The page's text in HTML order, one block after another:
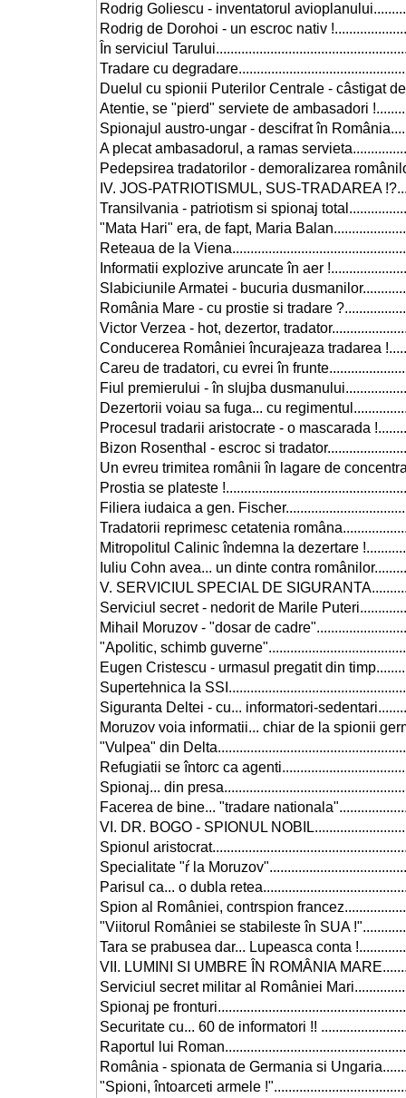
Rodrig Goliescu - inventatorul
Rodrig de Dorohoi - un escroc nativ
În serviciul
Tradare cu
Duelul cu spionii Puterilor Centrale - câstigat
Atentie, se "pierd" serviete de ambasadori
Spionajul austro-ungar - descifrat în
A plecat ambasadorul, a ramas
Pedepsirea tradatorilor - demoralizarea
IV. JOS-PATRIOTISMUL, SUS-TRADAREA
Transilvania - patriotism si spionaj
"Mata Hari" era, de fapt, Maria
Reteaua de la
Informatii explozive aruncate în aer
Slabiciunile Armatei - bucuria
România Mare - cu prostie si tradare
Victor Verzea - hot, dezertor,
Conducerea României încurajeaza tradarea
Careu de tradatori, cu evrei în
Fiul premierului - în slujba
Dezertorii voiau sa fuga... cu
Procesul tradarii aristocrate - o mascarada
Bizon Rosenthal - escroc si
Un evreu trimitea românii în lagare de
Prostia se plateste
Filiera iudaica a gen.
Tradatorii reprimesc cetatenia
Mitropolitul Calinic îndemna la dezertare
Iuliu Cohn avea... un dinte contra
V. SERVICIUL SPECIAL DE
Serviciul secret - nedorit de Marile
Mihail Moruzov - "dosar de
"Apolitic, schimb
Eugen Cristescu - urmasul pregatit din
Supertehnica la
Siguranta Deltei - cu... informatori-
Moruzov voia informatii... chiar de la spionii
"Vulpea" din
Refugiatii se întorc ca
Spionaj... din
Facerea de bine... "tradare
VI. DR. BOGO - SPIONUL
Spionul
Specialitate "ŕ la
Parisul ca... o dubla
Spion al României, contrspion
"Viitorul României se stabileste în SUA
Tara se prabusea dar... Lupeasca conta
VII. LUMINI SI UMBRE ÎN ROMÂNIA
Serviciul secret militar al României
Spionaj pe
Securitate cu... 60 de informatori !!
Raportul lui
România - spionata de Germania si
"Spioni, întoarceti armele